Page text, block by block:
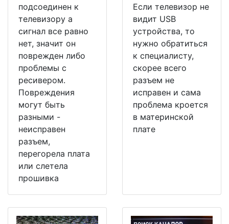
подсоединен к
телевизору а
сигнал все равно
нет, значит он
поврежден либо
проблемы с
ресивером.
Повреждения
могут быть
разными -
неисправен
разъем,
перегорела плата
или слетела
прошивка
Если телевизор не
видит USB
устройства, то
нужно обратиться
к специалисту,
скорее всего
разъем не
исправен и сама
проблема кроется
в материнской
плате